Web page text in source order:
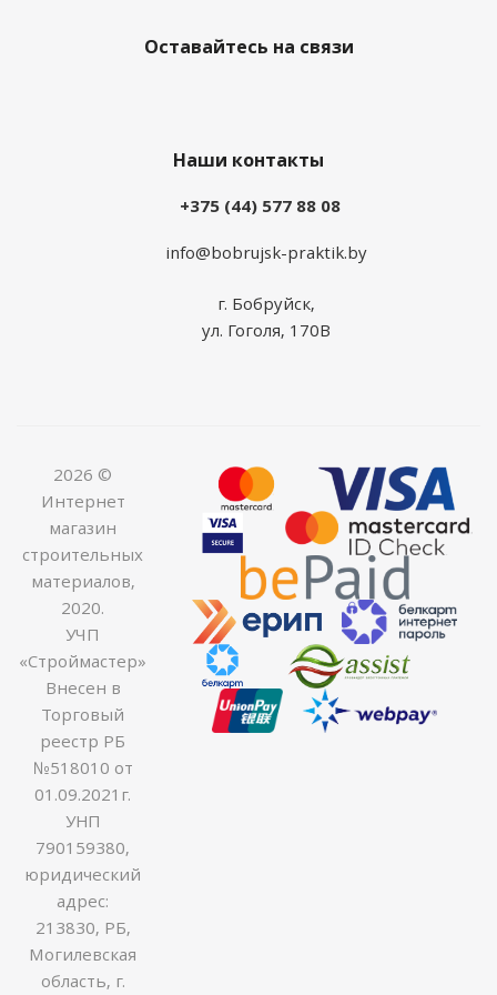
Оставайтесь на связи
Наши контакты
+375 (44) 577 88 08
info@bobrujsk-praktik.by
г. Бобруйск,
ул. Гоголя, 170В
2026 ©
Интернет
магазин
строительных
материалов,
2020.
УЧП
«Строймастер»
Внесен в
Торговый
реестр РБ
№518010 от
01.09.2021г.
УНП
790159380,
юридический
адрес:
213830, РБ,
Могилевская
область, г.